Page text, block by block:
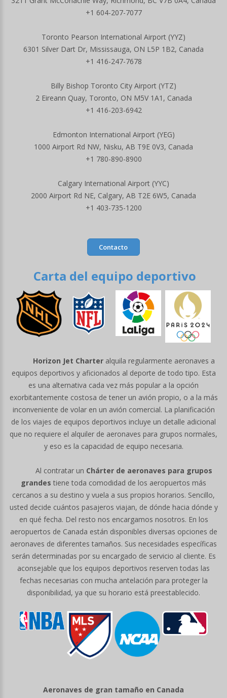
+1 604-207-7077
Toronto Pearson International Airport (YYZ)
6301 Silver Dart Dr, Mississauga, ON L5P 1B2, Canada
+1 416-247-7678
Billy Bishop Toronto City Airport (YTZ)
2 Eireann Quay, Toronto, ON M5V 1A1, Canada
+1 416-203-6942
Edmonton International Airport (YEG)
1000 Airport Rd NW, Nisku, AB T9E 0V3, Canada
+1 780-890-8900
Calgary International Airport (YYC)
2000 Airport Rd NE, Calgary, AB T2E 6W5, Canada
+1 403-735-1200
Contacto
Carta del equipo deportivo
Horizon Jet Charteralquila regularmente aeronaves a
equipos deportivos y aficionados al deporte de todo tipo. Esta
es una alternativa cada vez más popular a la opción
exorbitantemente costosa de tener un avión propio, o a la más
inconveniente de volar en un avión comercial. La planificación
de los viajes de equipos deportivos incluye un detalle adicional
que no requiere el alquiler de aeronaves para grupos normales,
y eso es la capacidad de equipo necesaria.
Al contratar un Chárter de aeronaves para grupos
grandes tiene toda comodidad de los aeropuertos más
cercanos a su destino y vuela a sus propios horarios. Sencillo,
usted decide cuántos pasajeros viajan, de dónde hacia dónde y
en qué fecha. Del resto nos encargamos nosotros. En los
aeropuertos de Canada están disponibles diversas opciones de
aeronaves de diferentes tamaños. Sus necesidades específicas
serán determinadas por su encargado de servicio al cliente. Es
aconsejable que los equipos deportivos reserven todas las
fechas necesarias con mucha antelación para proteger la
disponibilidad, ya que su horario está preestablecido.
Aeronaves de gran tamaño en Canada